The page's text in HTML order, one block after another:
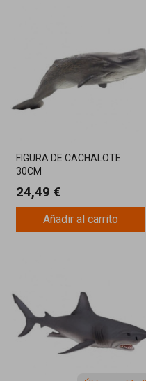
FIGURA DE CACHALOTE
30CM
24,49 €
Añadir al carrito